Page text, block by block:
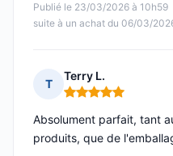
Publié le 23/03/2026 à 10h59
suite à un achat du 06/03/
T
Terry L.
Note : 5 sur 5
Absolument parfait, tant
produits, que de